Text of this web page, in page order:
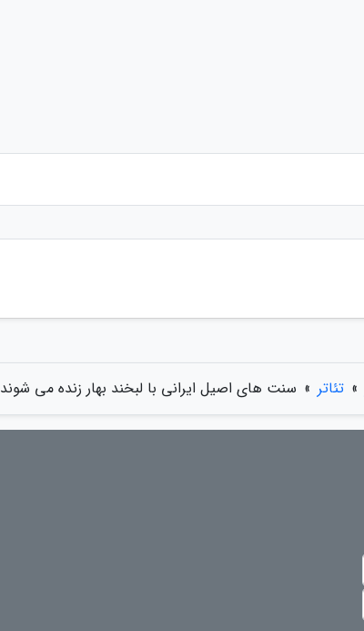
» تئاتر » سنت های اصیل ایرانی با لبخند بهار زنده می شوند